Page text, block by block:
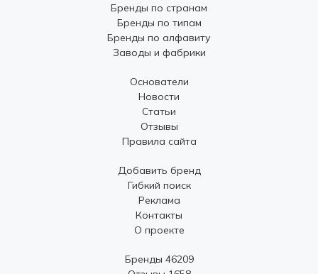
Бренды по странам
Бренды по типам
Бренды по алфавиту
Заводы и фабрики
Основатели
Новости
Статьи
Отзывы
Правила сайта
Добавить бренд
Гибкий поиск
Реклама
Контакты
О проекте
Бренды 46209